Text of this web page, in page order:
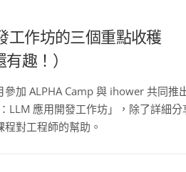
工作坊的三個重點收穫
趣！）
加 ALPHA Camp 與 ihower 共同推
LLM 應用開發工作坊」，除了詳細分
對工程師的幫助。